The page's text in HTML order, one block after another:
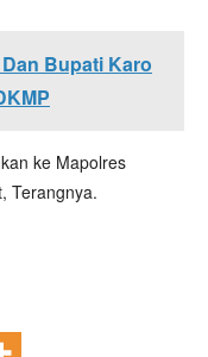
Bupati Karo
ke Mapolres
Terangnya.